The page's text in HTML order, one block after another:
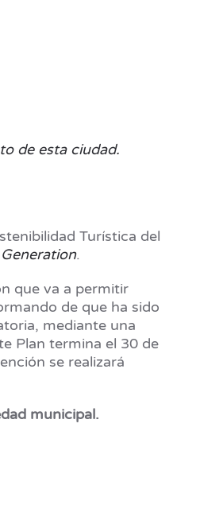
de esta ciudad.
Turística del
.
que va a permitir
de que ha sido
mediante una
Plan termina el 30 de
se realizará
municipal.